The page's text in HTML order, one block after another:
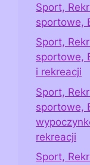
Sport,
sportowe,
Sport,
sportowe,
i rekreacji
Sport,
sportowe,
rekreacji
Sport,